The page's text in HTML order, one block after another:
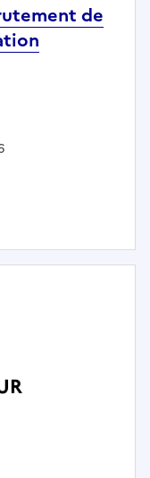
de
pôle du